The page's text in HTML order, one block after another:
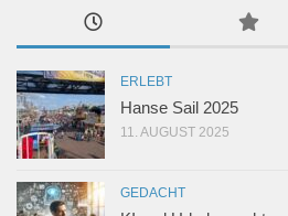
ERLEBT
Hanse Sail 2025
11. AUGUST 2025
GEDACHT